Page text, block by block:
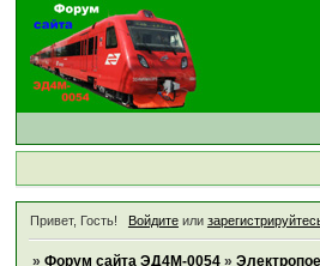
Привет, Гость! Войдитеили
» Форум сайта ЭД4М-0054 »